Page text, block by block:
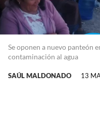
Se oponen a nuevo panteón
contaminación al agua
SAÚL MALDONADO 13